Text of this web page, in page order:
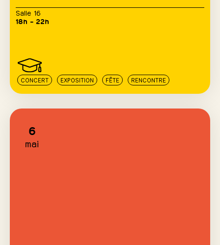
Salle 16
18h – 22h
CONCERT EXPOSITION FÊTE RENCONTRE
6
mai